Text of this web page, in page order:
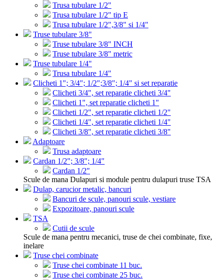
Trusa tubulare 1/2"
Trusa tubulare 1/2" tip E
Trusa tubulare 1/2",3/8" si 1/4"
Truse tubulare 3/8"
Truse tubulare 3/8" INCH
Truse tubulare 3/8" metric
Truse tubulare 1/4"
Trusa tubulare 1/4"
Clicheti 1"; 3/4"; 1/2";3/8"; 1/4" si set reparatie
Clicheti 3/4", set reparatie clicheti 3/4"
Clicheti 1", set reparatie clicheti 1"
Clicheti 1/2", set reparatie clicheti 1/2"
Clicheti 1/4", set reparatie clicheti 1/4"
Clicheti 3/8", set reparatie clicheti 3/8"
Adaptoare
Trusa adaptoare
Cardan 1/2"; 3/8"; 1/4"
Cardan 1/2"
Scule de mana Dulapuri si module pentru dulapuri truse TSA
Dulap, carucior metalic, bancuri
Bancuri de scule, panouri scule, vestiare
Expozitoare, panouri scule
TSA
Cutii de scule
Scule de mana pentru mecanici, truse de chei combinate, fixe,
inelare
Truse chei combinate
Truse chei combinate 11 buc.
Truse chei combinate 25 buc.